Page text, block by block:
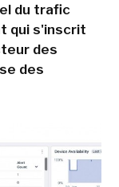
du trafic
qui s'inscrit
des
des